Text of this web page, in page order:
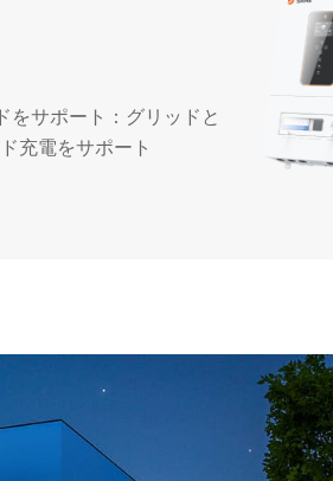
をサポート：グリッドと
充電をサポート